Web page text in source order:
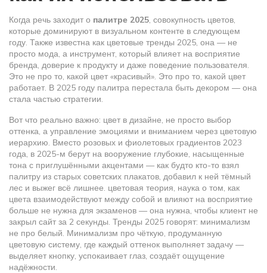
Когда речь заходит о палитре 2025, совокупность цветов,
которые доминируют в визуальном контенте в следующем
году. Также известна как цветовые тренды 2025, она — не
просто мода, а инструмент, который влияет на восприятие
бренда, доверие к продукту и даже поведение пользователя.
Это не про то, какой цвет «красивый». Это про то, какой цвет
работает. В 2025 году палитра перестала быть декором — она
стала частью стратегии.
Вот что реально важно: цвет в дизайне, не просто выбор
оттенка, а управление эмоциями и вниманием через цветовую
иерархию. Вместо розовых и фиолетовых градиентов 2023
года, в 2025-м берут на вооружение глубокие, насыщенные
тона с приглушёнными акцентами — как будто кто-то взял
палитру из старых советских плакатов, добавил к ней тёмный
лес и выжег всё лишнее. цветовая теория, наука о том, как
цвета взаимодействуют между собой и влияют на восприятие
больше не нужна для экзаменов — она нужна, чтобы клиент не
закрыл сайт за 2 секунды. Тренды 2025 говорят: минимализм
не про белый. Минимализм про чёткую, продуманную
цветовую систему, где каждый оттенок выполняет задачу —
выделяет кнопку, успокаивает глаз, создаёт ощущение
надёжности.